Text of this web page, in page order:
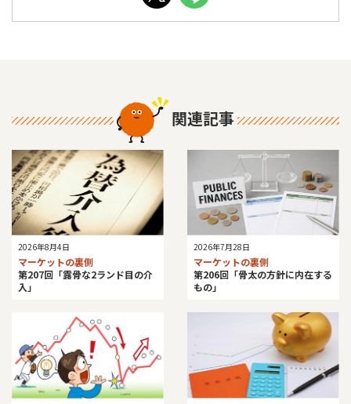
関連記事
2026年8月4日
マーケットの裏側
第207回「露骨な2ランド目の介
入」
2026年7月28日
マーケットの裏側
第206回「骨太の方針に内在する
もの」